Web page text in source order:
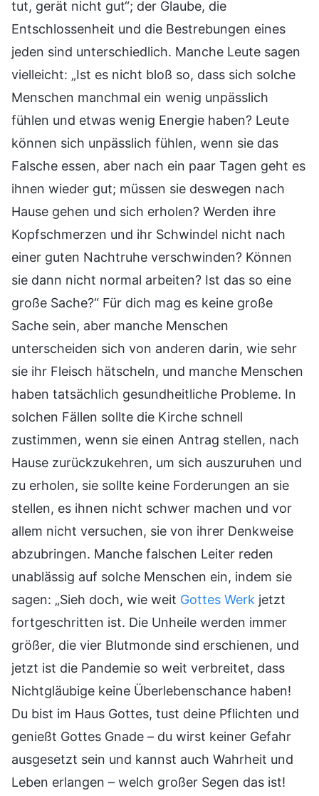
tut, gerät nicht gut“; der Glaube, die
Entschlossenheit und die Bestrebungen eines
jeden sind unterschiedlich. Manche Leute sagen
vielleicht: „Ist es nicht bloß so, dass sich solche
Menschen manchmal ein wenig unpässlich
fühlen und etwas wenig Energie haben? Leute
können sich unpässlich fühlen, wenn sie das
Falsche essen, aber nach ein paar Tagen geht es
ihnen wieder gut; müssen sie deswegen nach
Hause gehen und sich erholen? Werden ihre
Kopfschmerzen und ihr Schwindel nicht nach
einer guten Nachtruhe verschwinden? Können
sie dann nicht normal arbeiten? Ist das so eine
große Sache?“ Für dich mag es keine große
Sache sein, aber manche Menschen
unterscheiden sich von anderen darin, wie sehr
sie ihr Fleisch hätscheln, und manche Menschen
haben tatsächlich gesundheitliche Probleme. In
solchen Fällen sollte die Kirche schnell
zustimmen, wenn sie einen Antrag stellen, nach
Hause zurückzukehren, um sich auszuruhen und
zu erholen, sie sollte keine Forderungen an sie
stellen, es ihnen nicht schwer machen und vor
allem nicht versuchen, sie von ihrer Denkweise
abzubringen. Manche falschen Leiter reden
unablässig auf solche Menschen ein, indem sie
sagen: „Sieh doch, wie weit Gottes Werk jetzt
fortgeschritten ist. Die Unheile werden immer
größer, die vier Blutmonde sind erschienen, und
jetzt ist die Pandemie so weit verbreitet, dass
Nichtgläubige keine Überlebenschance haben!
Du bist im Haus Gottes, tust deine Pflichten und
genießt Gottes Gnade – du wirst keiner Gefahr
ausgesetzt sein und kannst auch Wahrheit und
Leben erlangen – welch großer Segen das ist!